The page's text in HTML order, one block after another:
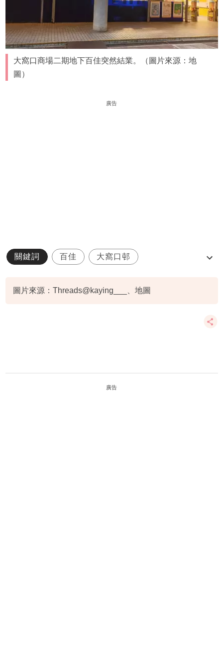
大窩口商場二期地下百佳突然結業。（圖片來源：地
圖）
廣告
關鍵詞 百佳 大窩口邨
圖片來源：Threads@kaying___、地圖
廣告